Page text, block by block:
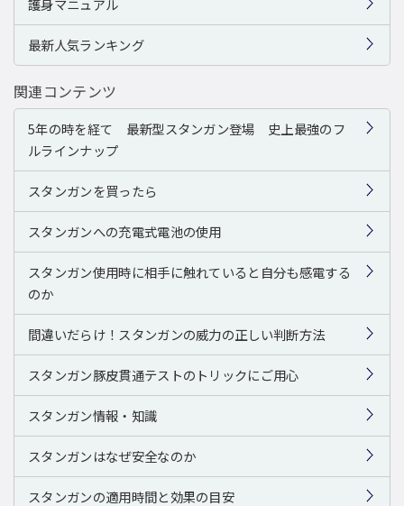
護身マニュアル
最新人気ランキング
関連コンテンツ
5年の時を経て 最新型スタンガン登場 史上最強のフ
ルラインナップ
スタンガンを買ったら
スタンガンへの充電式電池の使用
スタンガン使用時に相手に触れていると自分も感電する
のか
間違いだらけ！スタンガンの威力の正しい判断方法
スタンガン豚皮貫通テストのトリックにご用心
スタンガン情報・知識
スタンガンはなぜ安全なのか
スタンガンの適用時間と効果の目安